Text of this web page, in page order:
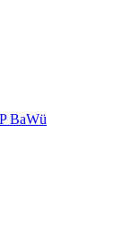
BaWü